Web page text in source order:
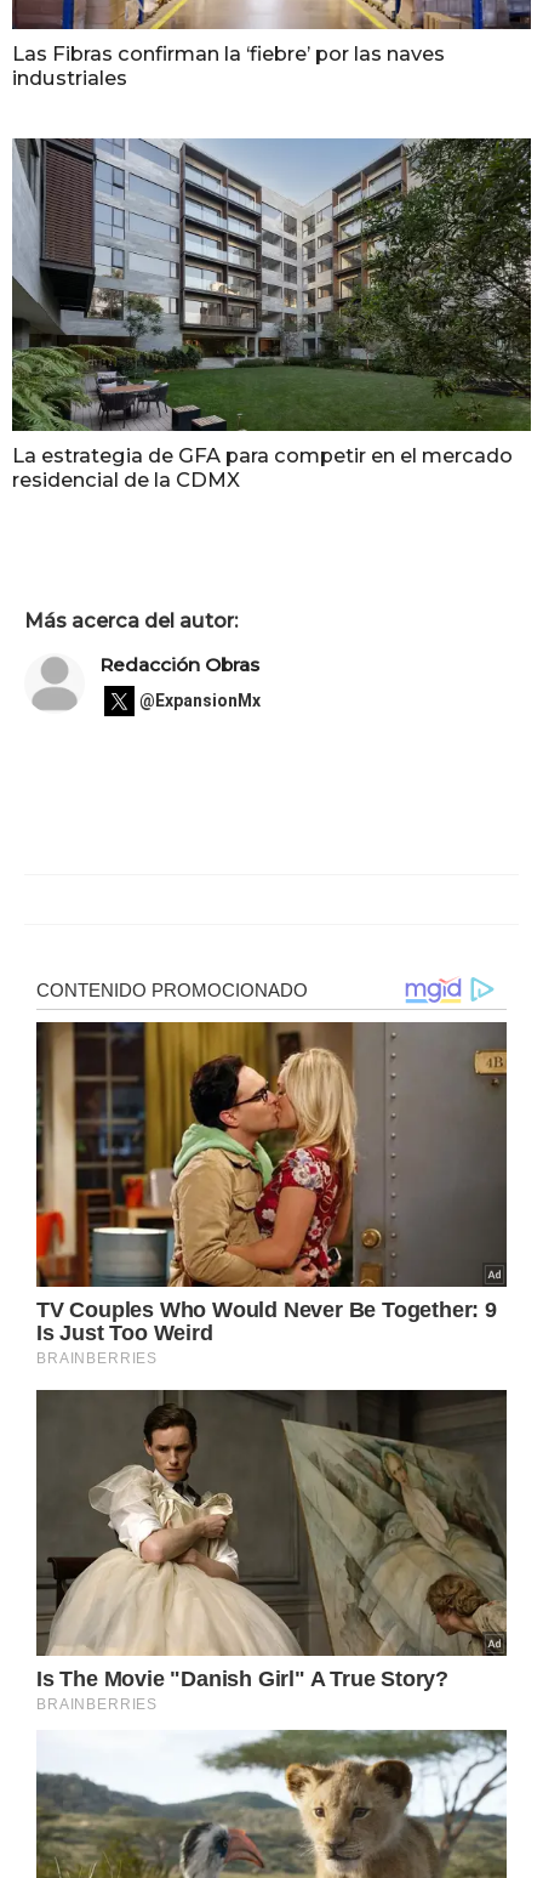
Las Fibras confirman la ‘fiebre’ por las naves
industriales
La estrategia de GFA para competir en el mercado
residencial de la CDMX
Más acerca del autor:
Redacción Obras
@ExpansionMx